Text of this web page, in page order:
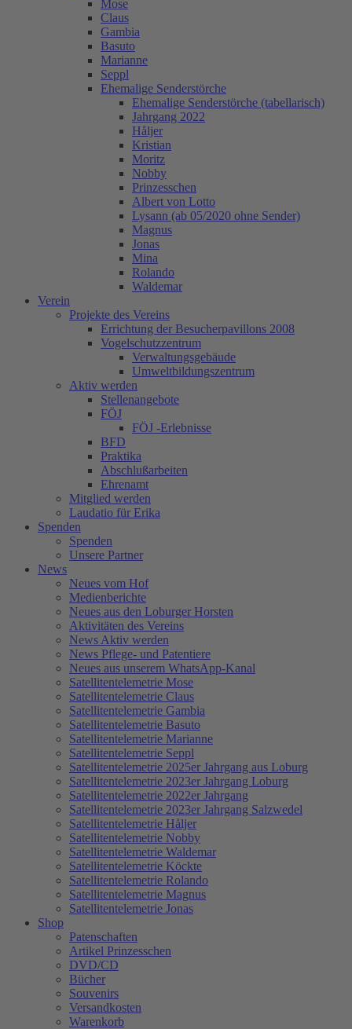
Mose
Claus
Gambia
Basuto
Marianne
Seppl
Ehemalige Senderstörche
Ehemalige Senderstörche (tabellarisch)
Jahrgang 2022
Håljer
Kristian
Moritz
Nobby
Prinzesschen
Albert von Lotto
Lysann (ab 05/2020 ohne Sender)
Magnus
Jonas
Mina
Rolando
Waldemar
Verein
Projekte des Vereins
Errichtung der Besucherpavillons 2008
Vogelschutzzentrum
Verwaltungsgebäude
Umweltbildungszentrum
Aktiv werden
Stellenangebote
FÖJ
FÖJ -Erlebnisse
BFD
Praktika
Abschlußarbeiten
Ehrenamt
Mitglied werden
Laudatio für Erika
Spenden
Spenden
Unsere Partner
News
Neues vom Hof
Medienberichte
Neues aus den Loburger Horsten
Aktivitäten des Vereins
News Aktiv werden
News Pflege- und Patentiere
Neues aus unserem WhatsApp-Kanal
Satellitentelemetrie Mose
Satellitentelemetrie Claus
Satellitentelemetrie Gambia
Satellitentelemetrie Basuto
Satellitentelemetrie Marianne
Satellitentelemetrie Seppl
Satellitentelemetrie 2025er Jahrgang aus Loburg
Satellitentelemetrie 2023er Jahrgang Loburg
Satellitentelemetrie 2022er Jahrgang
Satellitentelemetrie 2023er Jahrgang Salzwedel
Satellitentelemetrie Håljer
Satellitentelemetrie Nobby
Satellitentelemetrie Waldemar
Satellitentelemetrie Köckte
Satellitentelemetrie Rolando
Satellitentelemetrie Magnus
Satellitentelemetrie Jonas
Shop
Patenschaften
Artikel Prinzesschen
DVD/CD
Bücher
Souvenirs
Versandkosten
Warenkorb